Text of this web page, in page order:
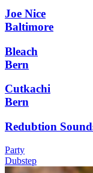
Joe Nice
Baltimore
Bleach
Bern
Cutkachi
Bern
Redubtion
Party
Dubstep